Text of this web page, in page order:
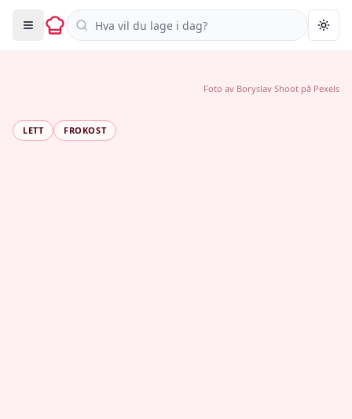
Søk i oppskrifter
LETT FROKOST
Foto av Boryslav Shoot på Pexels